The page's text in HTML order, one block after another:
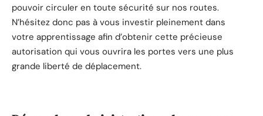
pouvoir circuler en toute sécurité sur nos routes.
N’hésitez donc pas à vous investir pleinement dans
votre apprentissage afin d’obtenir cette précieuse
autorisation qui vous ouvrira les portes vers une plus
grande liberté de déplacement.